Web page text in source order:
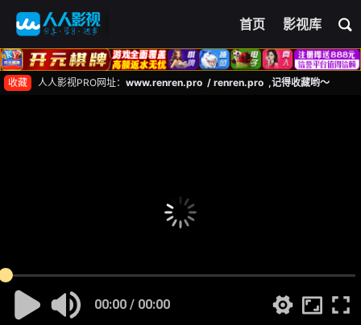
首页 影视库
收藏 人人影视PRO网址： www.renren.pro / renren.pro ,记得收藏哟～
00:00 / 00:00